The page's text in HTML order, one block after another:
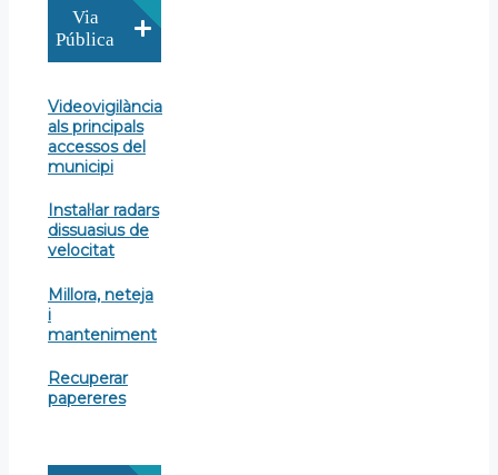
Via
Pública
Videovigilància
als principals
accessos del
municipi
Instal·lar radars
dissuasius de
velocitat
Millora, neteja
i
manteniment
Recuperar
papereres